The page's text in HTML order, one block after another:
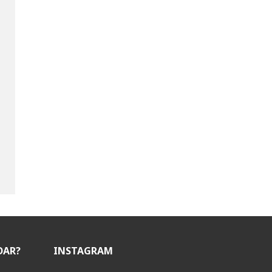
INSTAGRAM